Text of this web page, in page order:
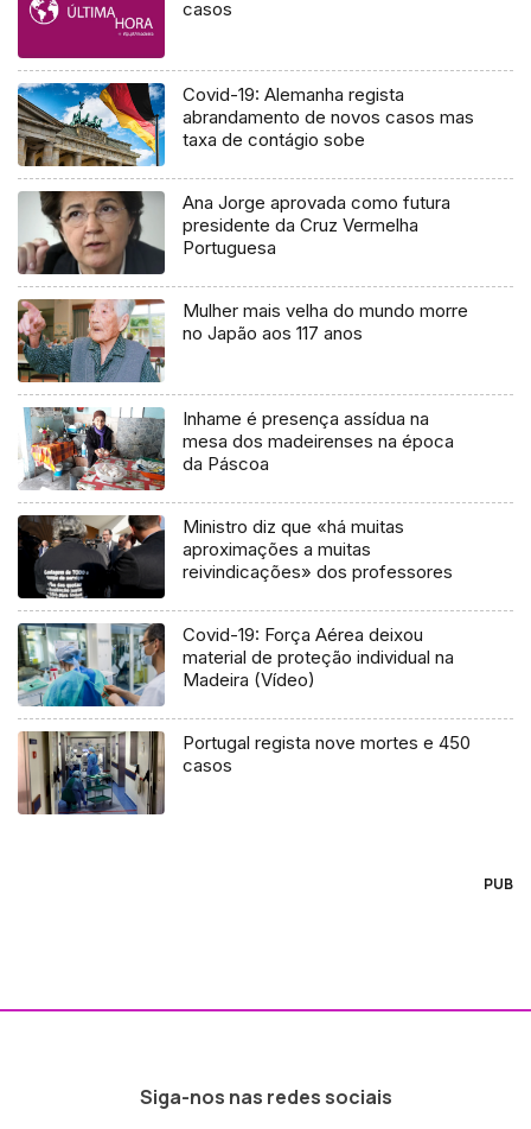
casos
Covid-19: Alemanha regista
abrandamento de novos casos mas
taxa de contágio sobe
Ana Jorge aprovada como futura
presidente da Cruz Vermelha
Portuguesa
Mulher mais velha do mundo morre
no Japão aos 117 anos
Inhame é presença assídua na
mesa dos madeirenses na época
da Páscoa
Ministro diz que «há muitas
aproximações a muitas
reivindicações» dos professores
Covid-19: Força Aérea deixou
material de proteção individual na
Madeira (Vídeo)
Portugal regista nove mortes e 450
casos
PUB
Siga-nos nas redes sociais